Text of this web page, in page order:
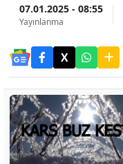
07.01.2025 - 08:55
Yayınlanma